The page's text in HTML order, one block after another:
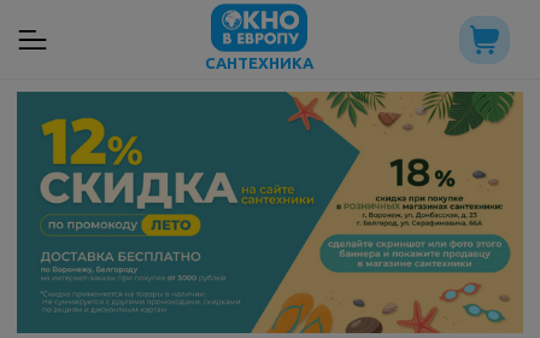
САНТЕХНИКА